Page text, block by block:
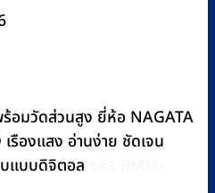
อมวัดส่วนสูง ยี่ห้อ NAGATA
รืองแสง อ่านง่าย ชัดเจน
บแบบดิจิตอล